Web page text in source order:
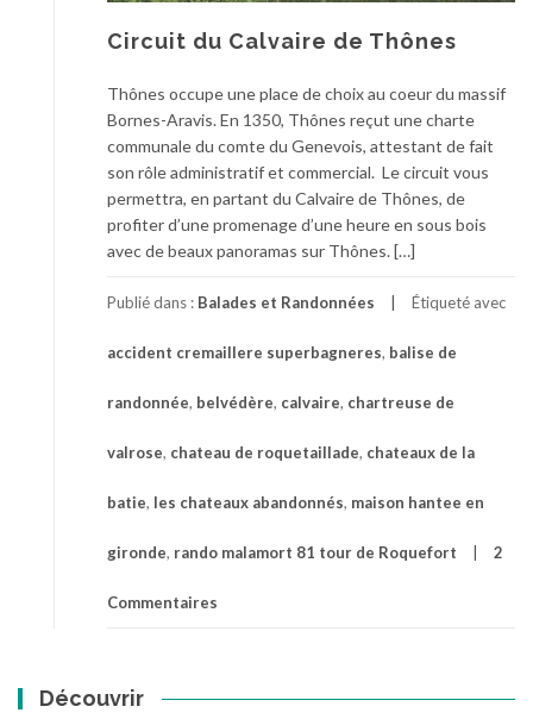
Circuit du Calvaire de Thônes
Thônes occupe une place de choix au coeur du massif
Bornes-Aravis. En 1350, Thônes reçut une charte
communale du comte du Genevois, attestant de fait
son rôle administratif et commercial. Le circuit vous
permettra, en partant du Calvaire de Thônes, de
profiter d’une promenage d’une heure en sous bois
avec de beaux panoramas sur Thônes. […]
Publié dans : Balades et Randonnées Étiqueté avec
accident cremaillere superbagneres, balise de
randonnée, belvédère, calvaire, chartreuse de
valrose, chateau de roquetaillade, chateaux de la
batie, les chateaux abandonnés, maison hantee en
gironde, rando malamort 81 tour de Roquefort 2
Commentaires
Découvrir